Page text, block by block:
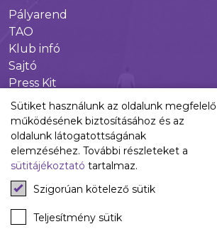
Pályarend
TAO
Klub infó
Sajtó
Press Kit
Újpest FC Shop
Digitális felületeink
Facebook
Instagram
Tiktok
Youtube
Spotify
Sütiket használunk az oldalunk megfelelő
működésének biztosításához és az
oldalunk látogatottságának
elemzéséhez. További részleteket a
sütitájékoztató tartalmaz.
Szigorúan kötelező sütik
Teljesítmény sütik